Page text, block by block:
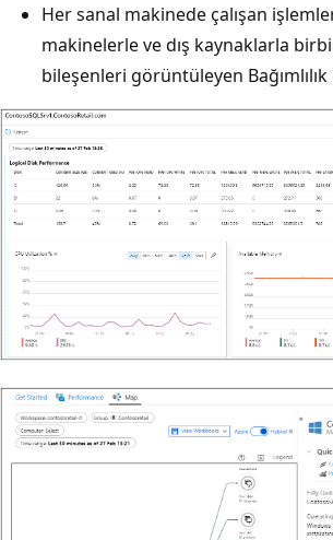
Her sanal makinede çalışan
makinelerle ve dış kaynaklarla
bileşenleri görüntüleyen